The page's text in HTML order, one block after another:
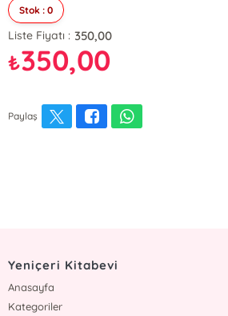
Stok : 0
Liste Fiyatı : 350,00
₺350,00
Paylaş
Yeniçeri Kitabevi
Anasayfa
Kategoriler